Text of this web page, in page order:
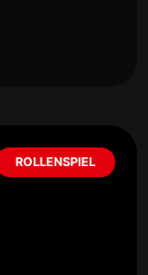
ROLLENSPIEL